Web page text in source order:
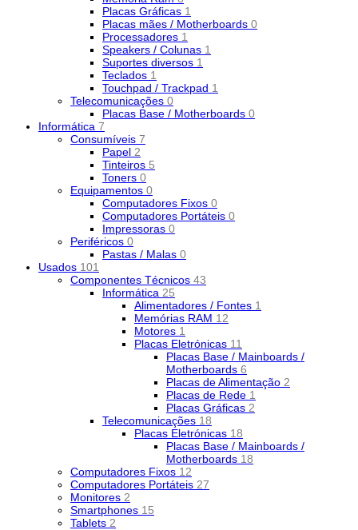
Placas Gráficas 1
Placas mães / Motherboards 0
Processadores 1
Speakers / Colunas 1
Suportes diversos 1
Teclados 1
Touchpad / Trackpad 1
Telecomunicações 0
Placas Base / Motherboards 0
Informática 7
Consumíveis 7
Papel 2
Tinteiros 5
Toners 0
Equipamentos 0
Computadores Fixos 0
Computadores Portáteis 0
Impressoras 0
Periféricos 0
Pastas / Malas 0
Usados 101
Componentes Técnicos 43
Informática 25
Alimentadores / Fontes 1
Memórias RAM 12
Motores 1
Placas Eletrónicas 11
Placas Base / Mainboards /
Motherboards 6
Placas de Alimentação 2
Placas de Rede 1
Placas Gráficas 2
Telecomunicações 18
Placas Eletrónicas 18
Placas Base / Mainboards /
Motherboards 18
Computadores Fixos 12
Computadores Portáteis 27
Monitores 2
Smartphones 15
Tablets 2